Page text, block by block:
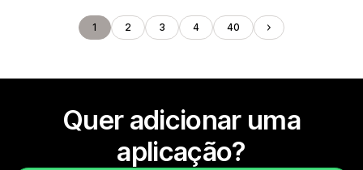
1 2 3 4 40
Quer adicionar uma
aplicação?